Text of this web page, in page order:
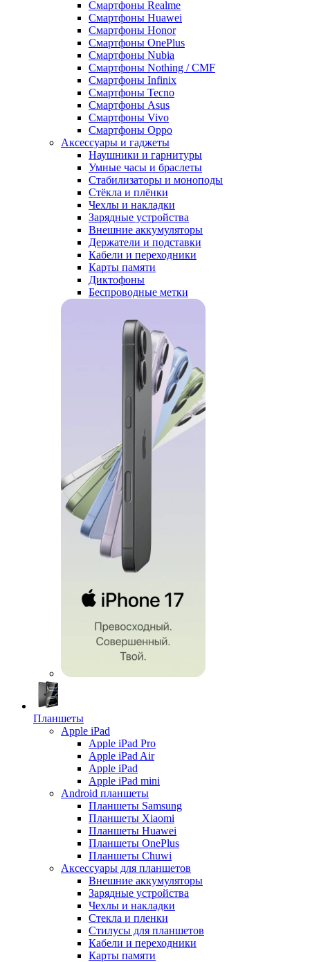
Смартфоны Realme
Смартфоны Huawei
Смартфоны Honor
Смартфоны OnePlus
Смартфоны Nubia
Смартфоны Nothing / CMF
Смартфоны Infinix
Смартфоны Tecno
Смартфоны Asus
Смартфоны Vivo
Смартфоны Oppo
Аксессуары и гаджеты
Наушники и гарнитуры
Умные часы и браслеты
Стабилизаторы и моноподы
Стёкла и плёнки
Чехлы и накладки
Зарядные устройства
Внешние аккумуляторы
Держатели и подставки
Кабели и переходники
Карты памяти
Диктофоны
Беспроводные метки
Планшеты
Apple iPad
Apple iPad Pro
Apple iPad Air
Apple iPad
Apple iPad mini
Android планшеты
Планшеты Samsung
Планшеты Xiaomi
Планшеты Huawei
Планшеты OnePlus
Планшеты Chuwi
Аксессуары для планшетов
Внешние аккумуляторы
Зарядные устройства
Чехлы и накладки
Стекла и пленки
Стилусы для планшетов
Кабели и переходники
Карты памяти